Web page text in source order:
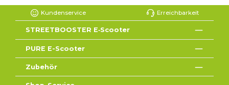
Kundenservice Erreichbarkeit
STREETBOOSTER E‑Scooter
PURE E-Scooter
Zubehör